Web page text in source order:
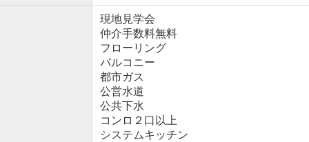
現地見学会
仲介手数料無料
フローリング
バルコニー
都市ガス
公営水道
公共下水
コンロ２口以上
システムキッチン